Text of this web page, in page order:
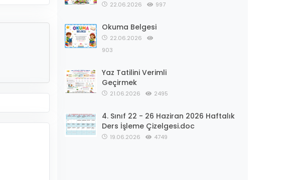
22.06.2026 997
Okuma Belgesi
22.06.2026
903
Yaz Tatilini Verimli
Geçirmek
21.06.2026 2495
4. Sınıf 22 - 26 Haziran 2026 Haftalık
Ders İşleme Çizelgesi.doc
19.06.2026 4749